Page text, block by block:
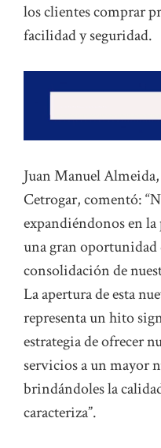
los clientes comprar
facilidad y seguridad.
Juan Manuel
Cetrogar, comentó:
expandiéndonos en
una gran
consolidación de
La apertura de esta
representa un hito
estrategia de ofrecer
servicios a un mayor
brindándoles la
caracteriza”.